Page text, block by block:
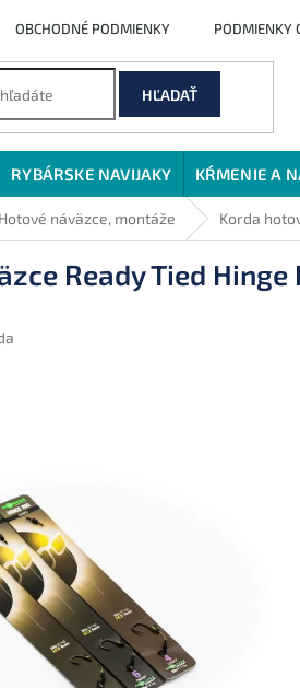
OBCHODNÉ PODMIENKY PODMIENKY
HĽADAŤ
RYBÁRSKE NAVIJAKY KŔMENIE A
Hotové náväzce, montáže Korda
Ready Tied Hinge